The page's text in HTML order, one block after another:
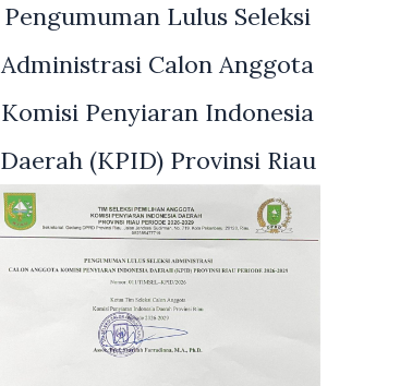
Pengumuman Lulus Seleksi
Administrasi Calon Anggota
Komisi Penyiaran Indonesia
Daerah (KPID) Provinsi Riau